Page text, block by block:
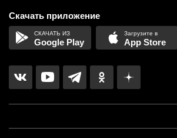
Скачать приложение
Google Play App Store